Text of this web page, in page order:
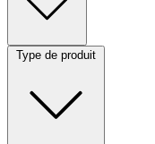
Type de produit